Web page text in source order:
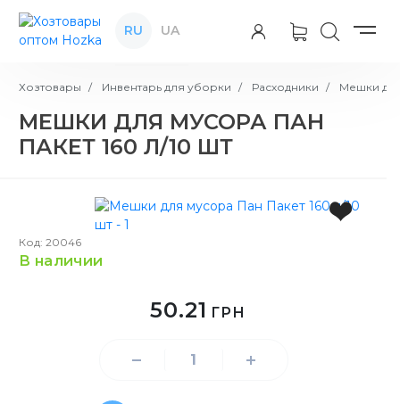
RU UA
Хозтовары Инвентарь для уборки Расходники Мешки
МЕШКИ ДЛЯ МУСОРА ПАН
ПАКЕТ 160 Л/10 ШТ
Код: 20046
в наличии
50.21 ГРН